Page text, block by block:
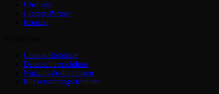
Über uns
Creator-Partner
Kontakt
Cookie-Richtlinie
Datenschutzrichtlinie
Nutzungsbedingungen
Rückerstattungsrichtlinie